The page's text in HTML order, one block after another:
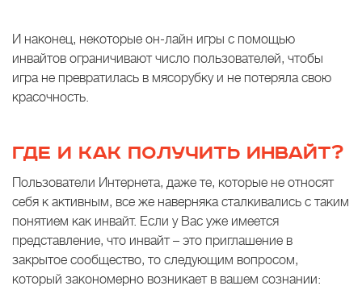
И наконец, некоторые он-лайн игры с помощью
инвайтов ограничивают число пользователей, чтобы
игра не превратилась в мясорубку и не потеряла свою
красочность.
ГДЕ И КАК ПОЛУЧИТЬ ИНВАЙТ?
Пользователи Интернета, даже те, которые не относят
себя к активным, все же наверняка сталкивались с таким
понятием как инвайт. Если у Вас уже имеется
представление, что инвайт – это приглашение в
закрытое сообщество, то следующим вопросом,
который закономерно возникает в вашем сознании: